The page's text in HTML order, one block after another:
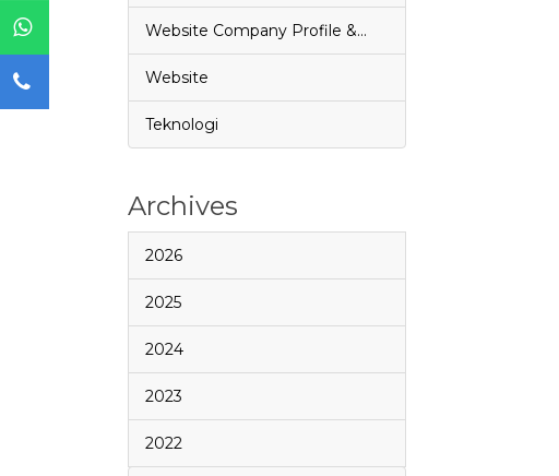
Website Company Profile &…
Website
Teknologi
Archives
2026
2025
2024
2023
2022